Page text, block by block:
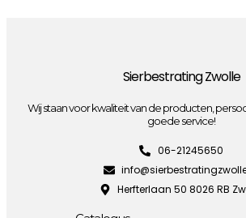
Sierbestrating Zwolle
Wij staan voor kwaliteit van de producten,
goede service!
06-21245650
Herfterlaan 50 8026 RB